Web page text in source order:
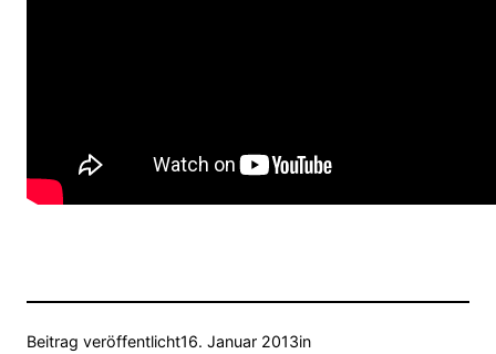
Beitrag veröffentlicht16. Januar 2013in